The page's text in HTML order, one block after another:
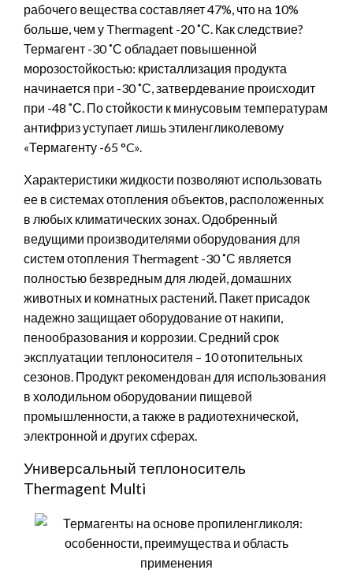
рабочего вещества составляет 47%, что на 10%
больше, чем у Thermagent -20 ˚С. Как следствие?
Термагент -30 ˚С обладает повышенной
морозостойкостью: кристаллизация продукта
начинается при -30 ˚С, затвердевание происходит
при -48 ˚С. По стойкости к минусовым температурам
антифриз уступает лишь этиленгликолевому
«Термагенту -65 °C».
Характеристики жидкости позволяют использовать
ее в системах отопления объектов, расположенных
в любых климатических зонах. Одобренный
ведущими производителями оборудования для
систем отопления Thermagent -30 ˚С является
полностью безвредным для людей, домашних
животных и комнатных растений. Пакет присадок
надежно защищает оборудование от накипи,
пенообразования и коррозии. Средний срок
эксплуатации теплоносителя – 10 отопительных
сезонов. Продукт рекомендован для использования
в холодильном оборудовании пищевой
промышленности, а также в радиотехнической,
электронной и других сферах.
Универсальный теплоноситель
Thermagent Multi